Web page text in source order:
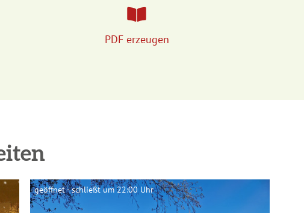
PDF erzeugen
geöffnet - schließt um 22:00 Uhr